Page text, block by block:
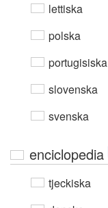
lettiska
polska
portugisiska
slovenska
svenska
enciclopedia
tjeckiska